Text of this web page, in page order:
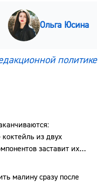
Ольга Юсина
политике
из двух
заставит их
самых заморозков
малину сразу после